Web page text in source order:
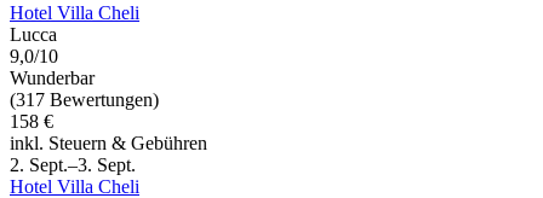
Hotel Villa Cheli
Lucca
9,0/10
Wunderbar
(317 Bewertungen)
158 €
inkl. Steuern & Gebühren
2. Sept.–3. Sept.
Hotel Villa Cheli